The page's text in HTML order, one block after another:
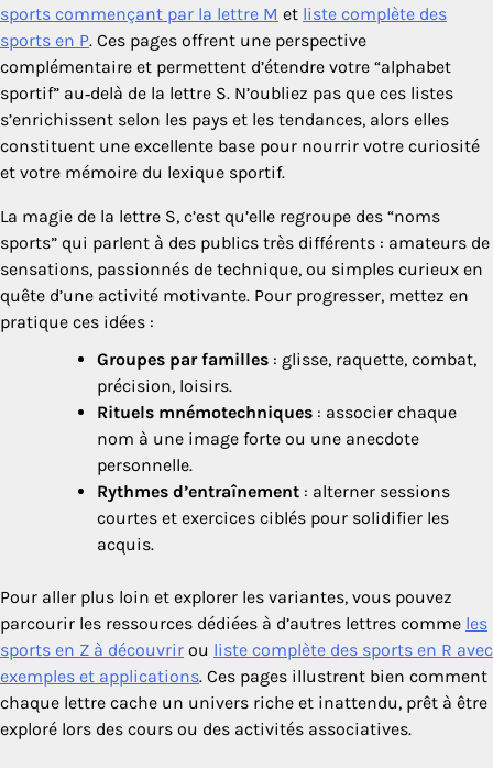
sports commençant par la lettre M et liste complète des
sports en P. Ces pages offrent une perspective
complémentaire et permettent d’étendre votre “alphabet
sportif” au‑delà de la lettre S. N’oubliez pas que ces listes
s’enrichissent selon les pays et les tendances, alors elles
constituent une excellente base pour nourrir votre curiosité
et votre mémoire du lexique sportif.
La magie de la lettre S, c’est qu’elle regroupe des “noms
sports” qui parlent à des publics très différents : amateurs de
sensations, passionnés de technique, ou simples curieux en
quête d’une activité motivante. Pour progresser, mettez en
pratique ces idées :
Groupes par familles : glisse, raquette, combat,
précision, loisirs.
Rituels mnémotechniques : associer chaque
nom à une image forte ou une anecdote
personnelle.
Rythmes d’entraînement : alterner sessions
courtes et exercices ciblés pour solidifier les
acquis.
Pour aller plus loin et explorer les variantes, vous pouvez
parcourir les ressources dédiées à d’autres lettres comme les
sports en Z à découvrir ou liste complète des sports en R avec
exemples et applications. Ces pages illustrent bien comment
chaque lettre cache un univers riche et inattendu, prêt à être
exploré lors des cours ou des activités associatives.